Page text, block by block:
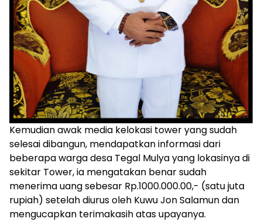
Kemudian awak media kelokasi tower yang sudah
selesai dibangun, mendapatkan informasi dari
beberapa warga desa Tegal Mulya yang lokasinya di
sekitar Tower, ia mengatakan benar sudah
menerima uang sebesar Rp.1000.000.00,- (satu juta
rupiah) setelah diurus oleh Kuwu Jon Salamun dan
mengucapkan terimakasih atas upayanya.